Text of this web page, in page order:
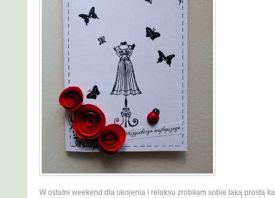
W ostatni weekend dla ukojenia i relaksu zrobiłam sobie taką prostą